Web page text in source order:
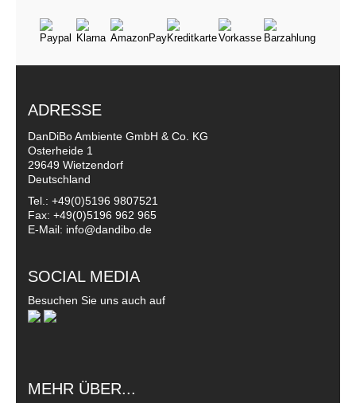
ADRESSE
DanDiBo Ambiente GmbH & Co. KG
Osterheide 1
29649 Wietzendorf
Deutschland
Tel.: +49(0)5196 9807521
Fax: +49(0)5196 962 965
E-Mail: info@dandibo.de
SOCIAL MEDIA
Besuchen Sie uns auch auf
MEHR ÜBER...